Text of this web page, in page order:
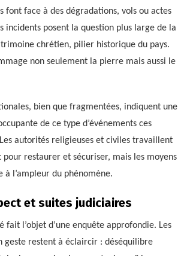
font face à des dégradations, vols ou actes
incidents posent la question plus large de la
chrétien, pilier historique du pays.
non seulement la pierre mais aussi le
bien que fragmentées, indiquent une
de ce type d’événements ces
autorités religieuses et civiles travaillent
pour restaurer et sécuriser, mais les moyens
à l’ampleur du phénomène.
et suites judiciaires
fait l’objet d’une enquête approfondie. Les
geste restent à éclaircir : déséquilibre